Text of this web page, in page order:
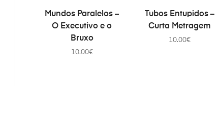
PRIDAŤ DO KOŠÍKA
Mundos Paralelos –
O Executivo e o
Bruxo
10.00€
PRIDAŤ DO KOŠÍKA
Tubos Entupidos –
Curta Metragem
10.00€